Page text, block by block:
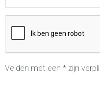
Velden met een * zijn